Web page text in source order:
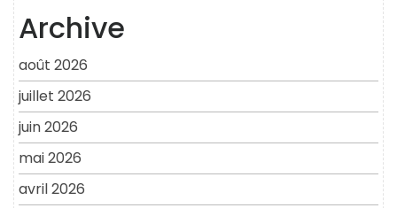
Archive
août 2026
juillet 2026
juin 2026
mai 2026
avril 2026